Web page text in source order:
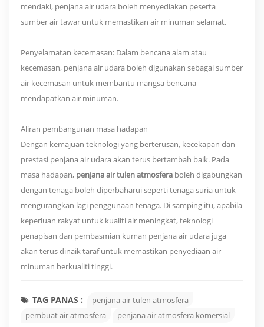
mendaki, penjana air udara boleh menyediakan peserta
sumber air tawar untuk memastikan air minuman selamat.
Penyelamatan kecemasan: Dalam bencana alam atau
kecemasan, penjana air udara boleh digunakan sebagai sumber
air kecemasan untuk membantu mangsa bencana
mendapatkan air minuman.
Aliran pembangunan masa hadapan
Dengan kemajuan teknologi yang berterusan, kecekapan dan
prestasi penjana air udara akan terus bertambah baik. Pada
masa hadapan, penjana air tulen atmosfera boleh digabungkan
dengan tenaga boleh diperbaharui seperti tenaga suria untuk
mengurangkan lagi penggunaan tenaga. Di samping itu, apabila
keperluan rakyat untuk kualiti air meningkat, teknologi
penapisan dan pembasmian kuman penjana air udara juga
akan terus dinaik taraf untuk memastikan penyediaan air
minuman berkualiti tinggi.
TAG PANAS :
penjana air tulen atmosfera
pembuat air atmosfera
penjana air atmosfera komersial